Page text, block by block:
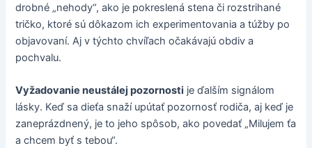
drobné „nehody“, ako je pokreslená stena či rozstrihané
tričko, ktoré sú dôkazom ich experimentovania a túžby po
objavovaní. Aj v týchto chvíľach očakávajú obdiv a
pochvalu.
Vyžadovanie neustálej pozornosti je ďalším signálom
lásky. Keď sa dieťa snaží upútať pozornosť rodiča, aj keď je
zaneprázdnený, je to jeho spôsob, ako povedať „Milujem ťa
a chcem byť s tebou“.